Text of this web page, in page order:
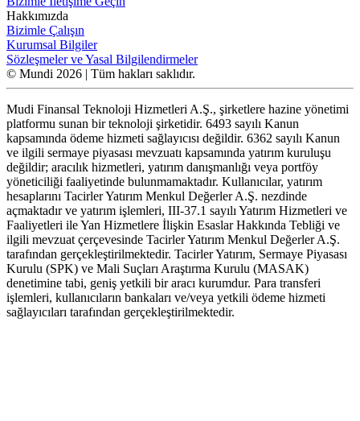
Hakkımızda
Bizimle Çalışın
Kurumsal Bilgiler
Sözleşmeler ve Yasal Bilgilendirmeler
© Mundi 2026 | Tüm hakları saklıdır.
Mudi Finansal Teknoloji Hizmetleri A.Ş., şirketlere hazine yönetimi
platformu sunan bir teknoloji şirketidir. 6493 sayılı Kanun
kapsamında ödeme hizmeti sağlayıcısı değildir. 6362 sayılı Kanun
ve ilgili sermaye piyasası mevzuatı kapsamında yatırım kuruluşu
değildir; aracılık hizmetleri, yatırım danışmanlığı veya portföy
yöneticiliği faaliyetinde bulunmamaktadır. Kullanıcılar, yatırım
hesaplarını Tacirler Yatırım Menkul Değerler A.Ş. nezdinde
açmaktadır ve yatırım işlemleri, III-37.1 sayılı Yatırım Hizmetleri ve
Faaliyetleri ile Yan Hizmetlere İlişkin Esaslar Hakkında Tebliği ve
ilgili mevzuat çerçevesinde Tacirler Yatırım Menkul Değerler A.Ş.
tarafından gerçekleştirilmektedir. Tacirler Yatırım, Sermaye Piyasası
Kurulu (SPK) ve Mali Suçları Araştırma Kurulu (MASAK)
denetimine tabi, geniş yetkili bir aracı kurumdur. Para transferi
işlemleri, kullanıcıların bankaları ve/veya yetkili ödeme hizmeti
sağlayıcıları tarafından gerçekleştirilmektedir.